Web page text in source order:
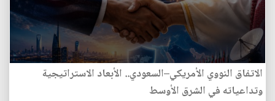
الاتفاق النووي الأمريكي–السعودي.. الأبعاد الاستراتيجية
وتداعياته في الشرق الأوسط